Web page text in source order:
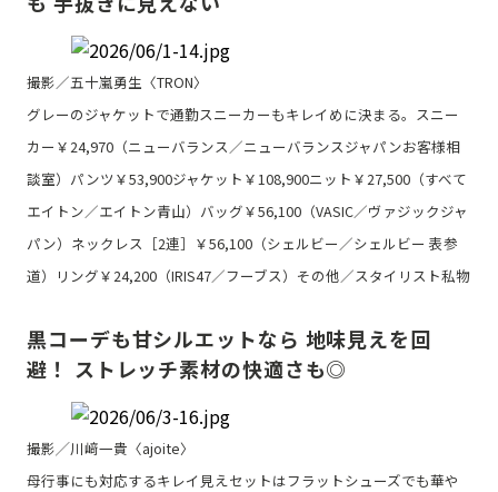
撮影／五十嵐勇生〈TRON〉
グレーのジャケットで通勤スニーカーもキレイめに決まる。スニー
カー￥24,970（ニューバランス／ニューバランスジャパンお客様相
談室）パンツ￥53,900ジャケット￥108,900ニット￥27,500（すべて
エイトン／エイトン青山）バッグ￥56,100（VASIC／ヴァジックジャ
パン）ネックレス［2連］￥56,100（シェルビー／シェルビー 表参
道）リング￥24,200（IRIS47／フーブス）その他／スタイリスト私物
黒コーデも甘シルエットなら 地味見えを回
避！ ストレッチ素材の快適さも◎
撮影╱川﨑一貴〈ajoite〉
母行事にも対応するキレイ見えセットはフラットシューズでも華や